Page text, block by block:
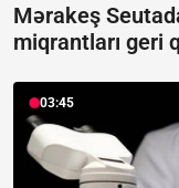
Mərakeş
miqrantları geri
03:45